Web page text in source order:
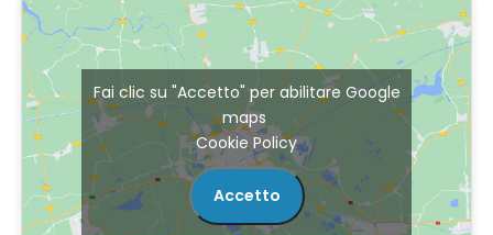
Fai clic su "Accetto" per abilitare Google
maps
Cookie Policy
Accetto